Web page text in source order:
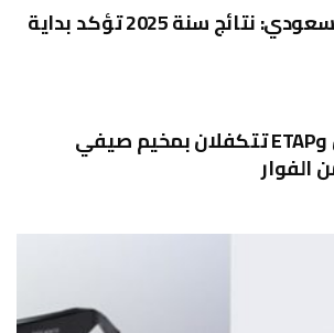
البنك التونسي السعودي: نتائج سنة 2025 تؤكد بداية
المنستير: مازارين وETAP تتكفلان بمخيم صيفي